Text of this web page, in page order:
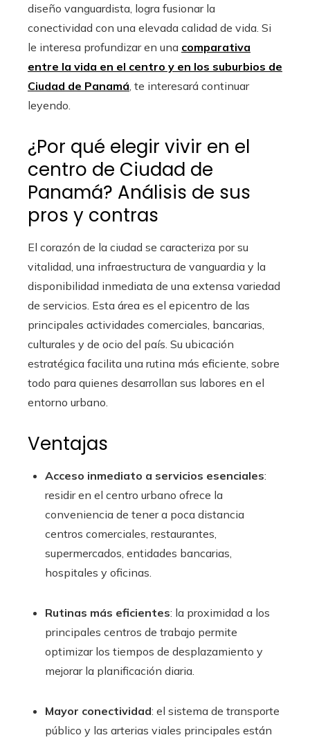
diseño vanguardista, logra fusionar la
conectividad con una elevada calidad de vida. Si
le interesa profundizar en una comparativa
entre la vida en el centro y en los suburbios de
Ciudad de Panamá, te interesará continuar
leyendo.
¿Por qué elegir vivir en el
centro de Ciudad de
Panamá? Análisis de sus
pros y contras
El corazón de la ciudad se caracteriza por su
vitalidad, una infraestructura de vanguardia y la
disponibilidad inmediata de una extensa variedad
de servicios. Esta área es el epicentro de las
principales actividades comerciales, bancarias,
culturales y de ocio del país. Su ubicación
estratégica facilita una rutina más eficiente, sobre
todo para quienes desarrollan sus labores en el
entorno urbano.
Ventajas
Acceso inmediato a servicios esenciales:
residir en el centro urbano ofrece la
conveniencia de tener a poca distancia
centros comerciales, restaurantes,
supermercados, entidades bancarias,
hospitales y oficinas.
Rutinas más eficientes: la proximidad a los
principales centros de trabajo permite
optimizar los tiempos de desplazamiento y
mejorar la planificación diaria.
Mayor conectividad: el sistema de transporte
público y las arterias viales principales están